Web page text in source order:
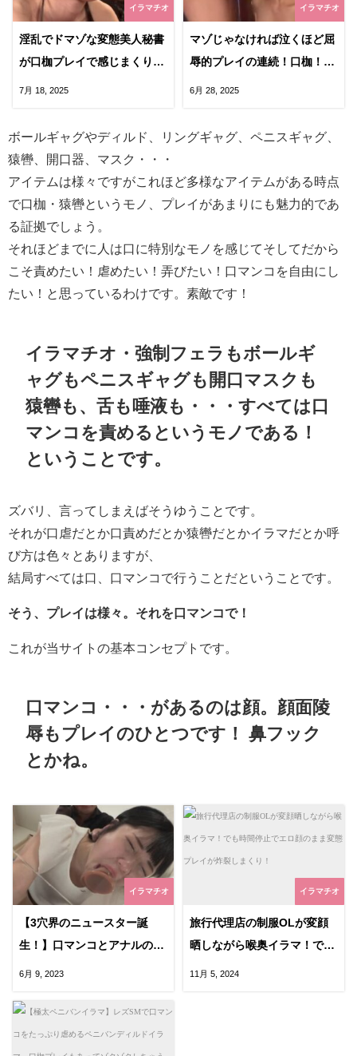
イラマチオ
淫乱でドマゾな変態美人秘書
が口枷プレイで感じまくり！
コスプレもあって性欲止まら
7月 18, 2025
イラマチオ
マゾじゃなければ泣くほど屈
辱的プレイの連続！口枷！鼻
フック！ディルドイラマ！最
6月 28, 2025
ボールギャグやディルド、リングギャグ、ペニスギャグ、
猿轡、開口器、マスク・・・
アイテムは様々ですがこれほど多様なアイテムがある時点
で口枷・猿轡というモノ、プレイがあまりにも魅力的であ
る証拠でしょう。
それほどまでに人は口に特別なモノを感じてそしてだから
こそ責めたい！虐めたい！弄びたい！口マンコを自由にし
たい！と思っているわけです。素敵です！
イラマチオ・強制フェラもボールギ
ャグもペニスギャグも開口マスクも
猿轡も、舌も唾液も・・・すべては口
マンコを責めるというモノである！
ということです。
ズバリ、言ってしまえばそうゆうことです。
それが口虐だとか口責めだとか猿轡だとかイラマだとか呼
び方は色々とありますが、
結局すべては口、口マンコで行うことだということです。
そう、プレイは様々。それを口マンコで！
これが当サイトの基本コンセプトです。
口マンコ・・・があるのは顔。顔面陵
辱もプレイのひとつです！ 鼻フック
とかね。
イラマチオ
【3穴界のニュースター誕
生！】口マンコとアナルの調
6月 9, 2023
イラマチオ
旅行代理店の制服OLが変顔
晒しながら喉奥イラマ！でも
11月 5, 2024